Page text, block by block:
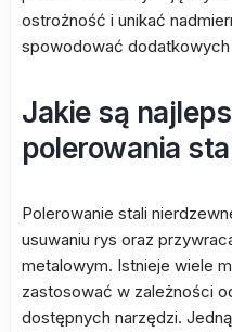
ostrożność i unikać
spowodować
Jakie są
polerowania
Polerowanie stali
usuwaniu rys oraz
metalowym. Istnieje wiele
zastosować w zależności
dostępnych narzędzi.